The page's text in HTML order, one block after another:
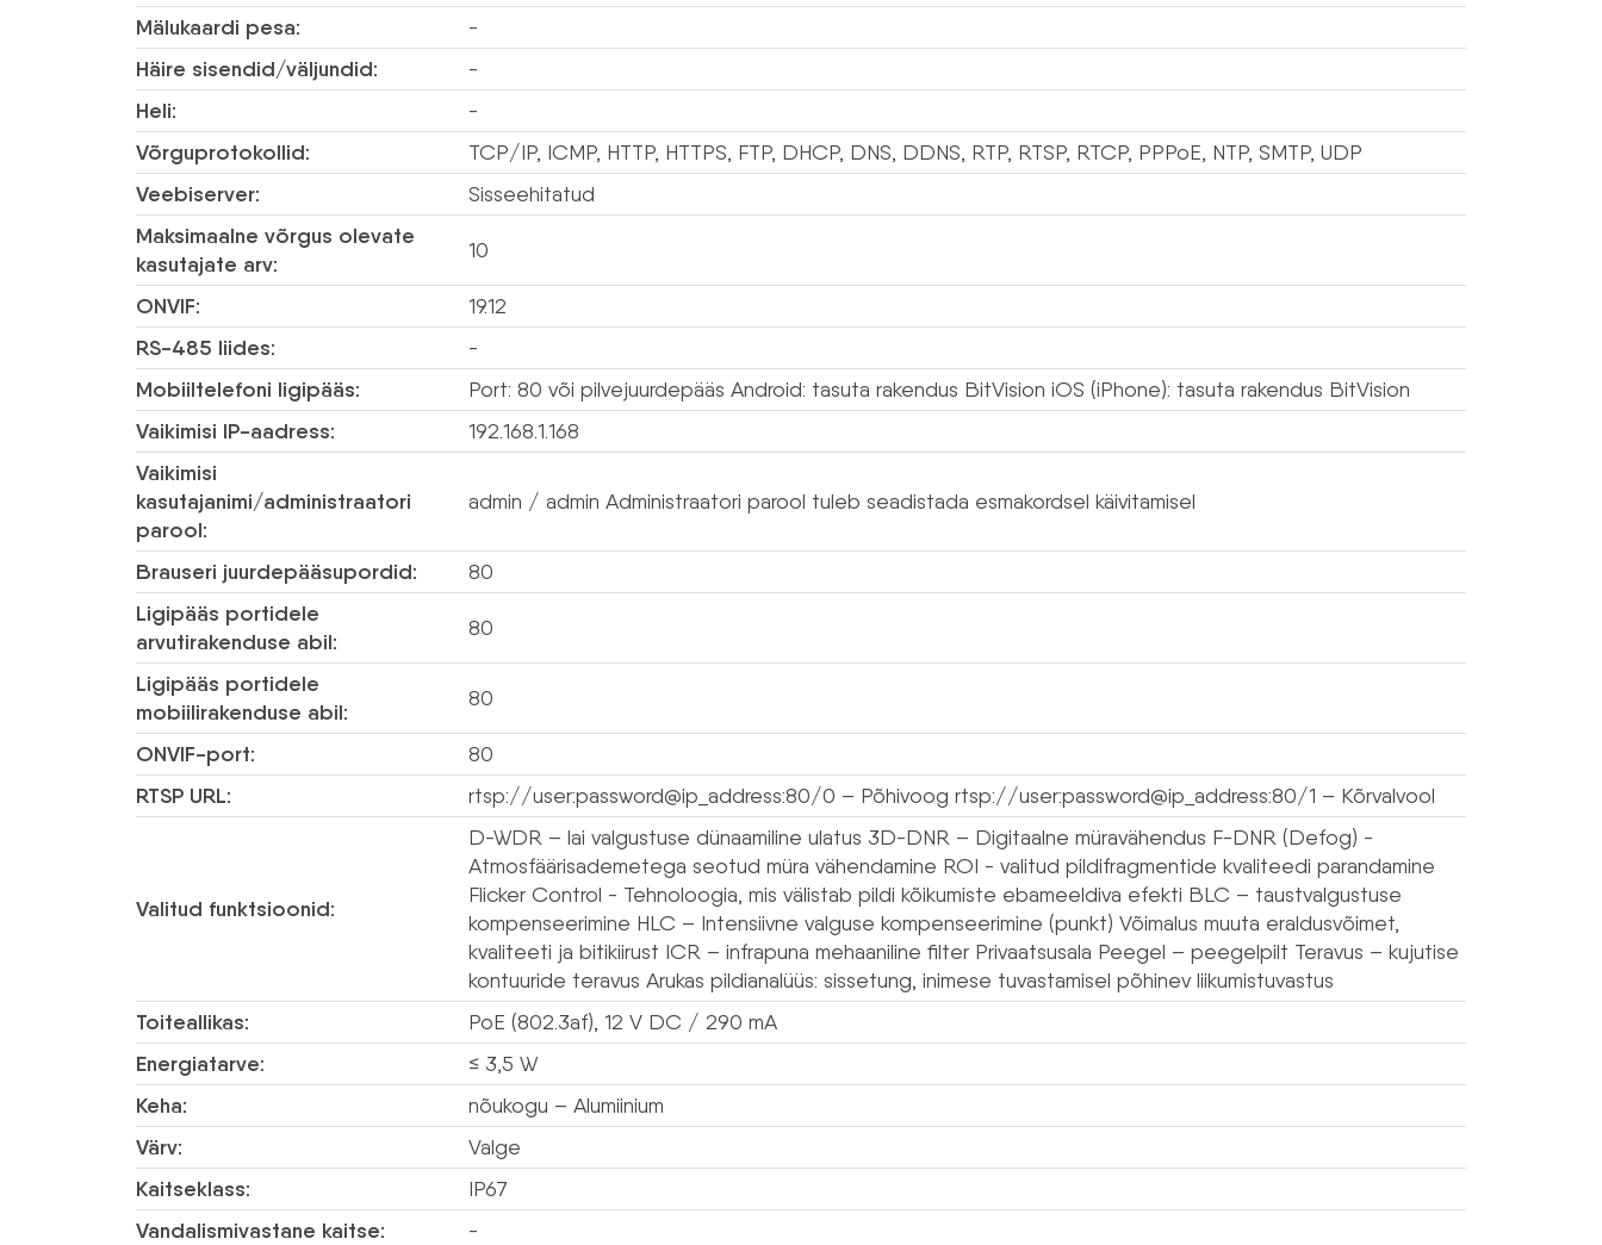
Mälukaardi pesa: -
Häire sisendid/väljundid: -
Heli: -
Võrguprotokollid: TCP/IP, ICMP, HTTP, HTTPS, FTP, DHCP, DNS, DDNS, RTP, RTSP, RTCP, PPPoE, NTP, SMTP, UDP
Veebiserver: Sisseehitatud
Maksimaalne võrgus olevate
kasutajate arv:
10
ONVIF: 19.12
RS-485 liides: -
Mobiiltelefoni ligipääs: Port: 80 või pilvejuurdepääs Android: tasuta rakendus BitVision iOS (iPhone): tasuta rakendus BitVision
Vaikimisi IP-aadress: 192.168.1.168
Vaikimisi
kasutajanimi/administraatori
parool:
admin / admin Administraatori parool tuleb seadistada esmakordsel käivitamisel
Brauseri juurdepääsupordid: 80
Ligipääs portidele
arvutirakenduse abil:
80
Ligipääs portidele
mobiilirakenduse abil:
80
ONVIF-port: 80
RTSP URL: rtsp://user:password@ip_address:80/0 – Põhivoog rtsp://user:password@ip_address:80/1 – Kõrvalvool
Valitud funktsioonid:
D-WDR – lai valgustuse dünaamiline ulatus 3D-DNR – Digitaalne müravähendus F-DNR (Defog) -
Atmosfäärisademetega seotud müra vähendamine ROI - valitud pildifragmentide kvaliteedi parandamine
Flicker Control - Tehnoloogia, mis välistab pildi kõikumiste ebameeldiva efekti BLC – taustvalgustuse
kompenseerimine HLC – Intensiivne valguse kompenseerimine (punkt) Võimalus muuta eraldusvõimet,
kvaliteeti ja bitikiirust ICR – infrapuna mehaaniline filter Privaatsusala Peegel – peegelpilt Teravus – kujutise
kontuuride teravus Arukas pildianalüüs: sissetung, inimese tuvastamisel põhinev liikumistuvastus
Toiteallikas: PoE (802.3af), 12 V DC / 290 mA
Energiatarve: ≤ 3,5 W
Keha: nõukogu – Alumiinium
Värv: Valge
Kaitseklass: IP67
Vandalismivastane kaitse: -